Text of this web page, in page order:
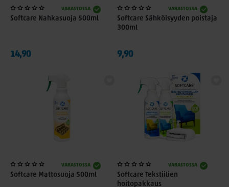
VARASTOSSA
Softcare Nahkasuoja 500ml
14,90
VARASTOSSA
Softcare Sähköisyyden poistaja
300ml
9,90
VARASTOSSA
Softcare Mattosuoja 500ml
VARASTOSSA
Softcare Tekstiilien
hoitopakkaus